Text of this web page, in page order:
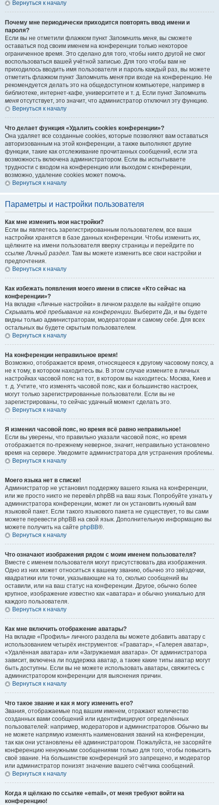
Вернуться к началу
Почему мне периодически приходится повторять ввод имени и
пароля?
Если вы не отметили флажком пункт Запомнить меня, вы сможете
оставаться под своим именем на конференции только некоторое
ограниченное время. Это сделано для того, чтобы никто другой не смог
воспользоваться вашей учётной записью. Для того чтобы вам не
приходилось вводить имя пользователя и пароль каждый раз, вы можете
отметить флажком пункт Запомнить меня при входе на конференцию. Не
рекомендуется делать это на общедоступном компьютере, например в
библиотеке, интернет-кафе, университете и т. д. Если пункт Запомнить
меня отсутствует, это значит, что администратор отключил эту функцию.
Вернуться к началу
Что делает функция «Удалить cookies конференции»?
Она удаляет все созданные cookies, которые позволяют вам оставаться
авторизованным на этой конференции, а также выполняют другие
функции, такие как отслеживание прочитанных сообщений, если эта
возможность включена администратором. Если вы испытываете
трудности с входом на конференцию или выходом с конференции,
возможно, удаление cookies может помочь.
Вернуться к началу
Параметры и настройки пользователя
Как мне изменить мои настройки?
Если вы являетесь зарегистрированным пользователем, все ваши
настройки хранятся в базе данных конференции. Чтобы изменить их,
щёлкните на имени пользователя вверху страницы и перейдите по
ссылкеЛичный раздел. Там вы можете изменить все свои настройки и
предпочтения.
Вернуться к началу
Как избежать появления моего имени в списке «Кто сейчас на
конференции»?
На вкладке «Личные настройки» в личном разделе вы найдёте опцию
Скрывать моё пребывание на конференции. ВыберитеДа, и вы будете
видны только администраторам, модераторам и самому себе. Для всех
остальных вы будете скрытым пользователем.
Вернуться к началу
На конференции неправильное время!
Возможно, отображается время, относящееся к другому часовому поясу, а
не к тому, в котором находитесь вы. В этом случае измените в личных
настройках часовой пояс на тот, в котором вы находитесь: Москва, Киев и
т. д. Учтите, что изменять часовой пояс, как и большинство настроек,
могут только зарегистрированные пользователи. Если вы не
зарегистрированы, то сейчас удачный момент сделать это.
Вернуться к началу
Я изменил часовой пояс, но время всё равно неправильное!
Если вы уверены, что правильно указали часовой пояс, но время
отображается по-прежнему неверное, значит, неправильно установлено
время на сервере. Уведомите администратора для устранения проблемы.
Вернуться к началу
Моего языка нет в списке!
Администратор не установил поддержку вашего языка на конференции,
или же просто никто не перевёл phpBB на ваш язык. Попробуйте узнать у
администратора конференции, может ли он установить нужный вам
языковой пакет. Если такого языкового пакета не существует, то вы сами
можете перевести phpBB на свой язык. Дополнительную информацию вы
можете получить на сайте phpBB®.
Вернуться к началу
Что означают изображения рядом с моим именем пользователя?
Вместе с именем пользователя могут присутствовать два изображения.
Одно из них может относиться к вашему званию, обычно это звёздочки,
квадратики или точки, указывающие на то, сколько сообщений вы
оставили, или на ваш статус на конференции. Другое, обычно более
крупное, изображение известно как «аватара» и обычно уникально для
каждого пользователя.
Вернуться к началу
Как мне включить отображение аватары?
На вкладке «Профиль» личного раздела вы можете добавить аватару с
использованием четырёх инструментов: «Граватар», «Галерея аватар»,
«Удалённая аватара» или «Загружаемая аватара». От администратора
зависит, включена ли поддержка аватар, а также какие типы аватар могут
быть доступны. Если вы не можете использовать аватары, свяжитесь с
администратором конференции для выяснения причин.
Вернуться к началу
Что такое звание и как я могу изменить его?
Звания, отображаемые под вашим именем, отражают количество
созданных вами сообщений или идентифицируют определённых
пользователей: например, модераторов и администраторов. Обычно вы
не можете напрямую изменять наименования званий на конференции,
так как они установлены её администратором. Пожалуйста, не засоряйте
конференцию ненужными сообщениями только для того, чтобы повысить
своё звание. На большинстве конференций это запрещено, и модератор
или администратор понизят значение вашего счётчика сообщений.
Вернуться к началу
Когда я щёлкаю по ссылке «email», от меня требуют войти на
конференцию!